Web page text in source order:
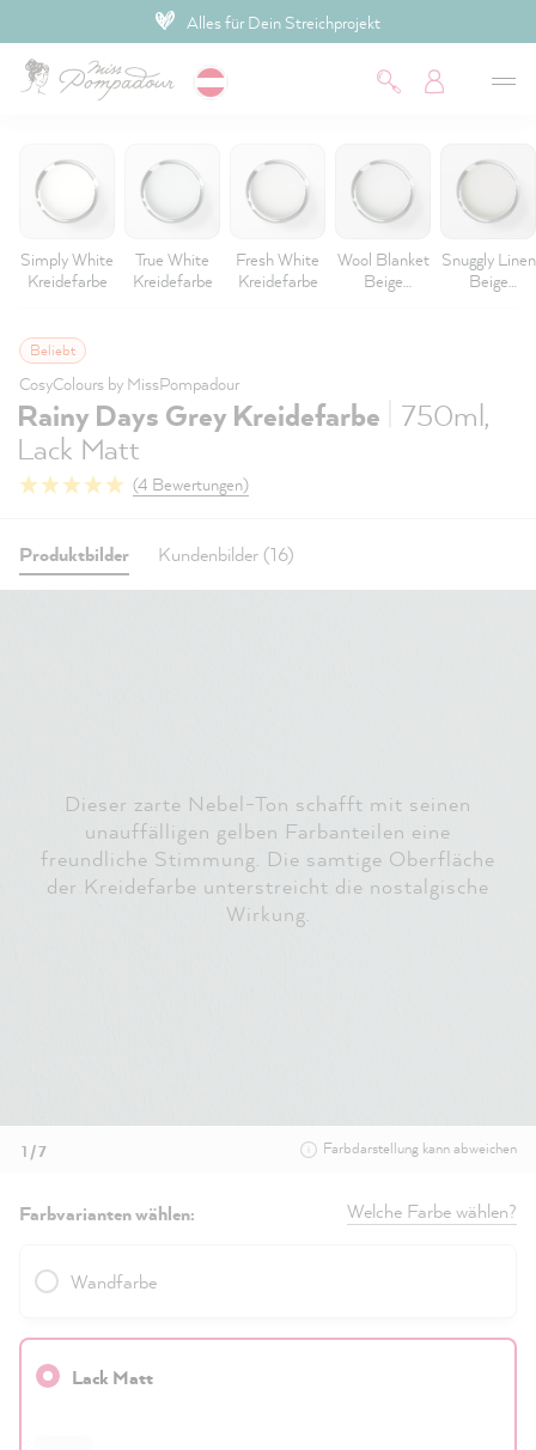
Persönliche & professionelle Beratung
Simply White
Kreidefarbe
True White
Kreidefarbe
Fresh White
Kreidefarbe
Wool Blanket
Beige
Snuggly Linen
Beige
Beliebt
CosyColours by MissPompadour
Rainy Days Grey Kreidefarbe 750ml,
Lack Matt
(4 Bewertungen)
Produktbilder Kundenbilder (16)
Dieser zarte Nebel-Ton schafft mit seinen
unauffälligen gelben Farbanteilen eine
freundliche Stimmung. Die samtige Oberfläche
der Kreidefarbe unterstreicht die nostalgische
Wirkung.
1 / 7 Farbdarstellung kann abweichen
Farbvarianten wählen: Welche Farbe wählen?
Wandfarbe
Lack Matt